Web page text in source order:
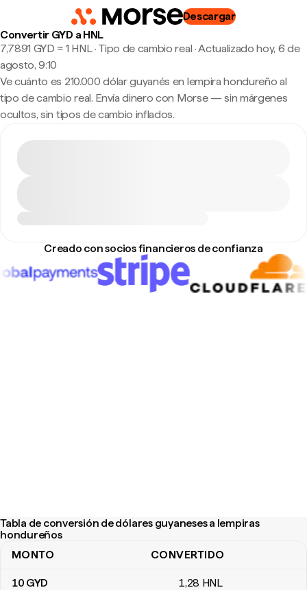
Descargar
Convertir GYD a HNL
7,7891 GYD ≈ 1 HNL · Tipo de cambio real ·Actualizado hoy, 6 de
agosto, 9:10
Ve cuánto es 210.000 dólar guyanés en lempira hondureño al
tipo de cambio real. Envía dinero con Morse — sin márgenes
ocultos, sin tipos de cambio inflados.
Creado con socios financieros de confianza
Tabla de conversión de dólares guyaneses a lempiras
hondureños
Tabla de conversión de dólares guyaneses a lempiras
MONTO CONVERTIDO
10 GYD 1,28 HNL